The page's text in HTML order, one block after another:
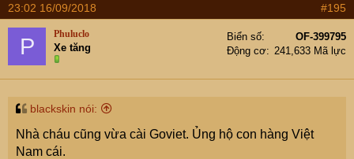
23:02 16/09/2018 #195
P Phuluclo
Xe tăng
Biển số
OF-399795
Động cơ
241,633 Mã lực
blackskin nói:
Nhà cháu cũng vừa cài Goviet. Ủng hộ con hàng Việt
Nam cái.